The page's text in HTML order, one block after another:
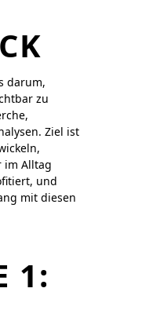
darum,
zu
Ziel ist
im Alltag
und
mit diesen
1: